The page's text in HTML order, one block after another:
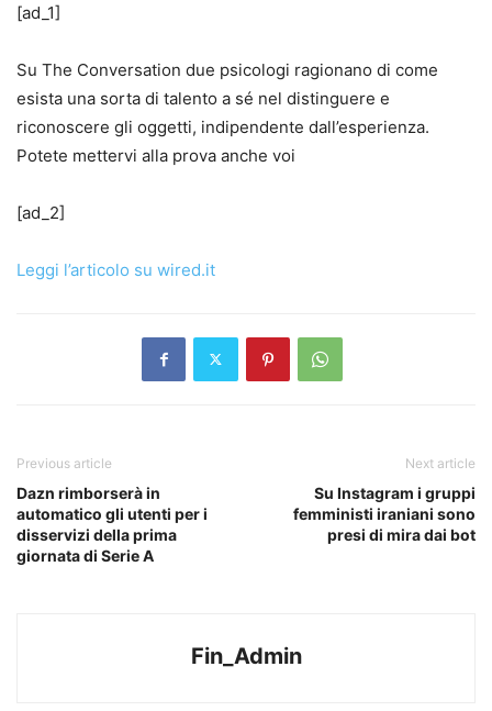
[ad_1]
Su The Conversation due psicologi ragionano di come
esista una sorta di talento a sé nel distinguere e
riconoscere gli oggetti, indipendente dall’esperienza.
Potete mettervi alla prova anche voi
[ad_2]
Leggi l’articolo su wired.it
Previous article
Dazn rimborserà in
automatico gli utenti per i
disservizi della prima
giornata di Serie A
Next article
Su Instagram i gruppi
femministi iraniani sono
presi di mira dai bot
Fin_Admin